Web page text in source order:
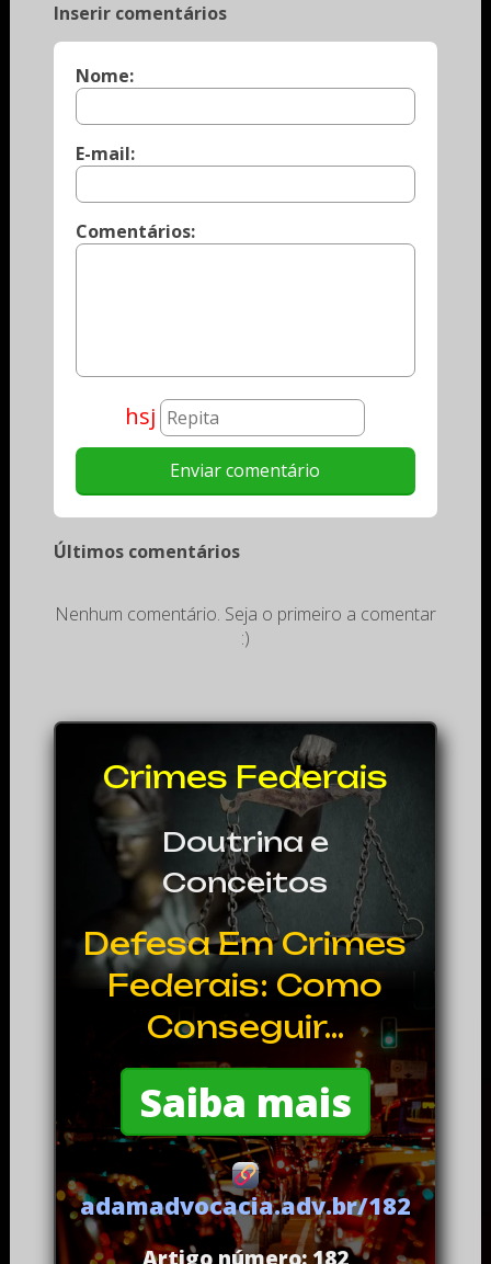
Inserir comentários
Nome:
E-mail:
Comentários:
hsj
Últimos comentários
Nenhum comentário. Seja o primeiro a comentar
:)
Crimes Federais
Doutrina e
Conceitos
Defesa Em Crimes
Federais: Como
Conseguir...
Saiba mais
adamadvocacia.adv.br/182
Artigo número: 182